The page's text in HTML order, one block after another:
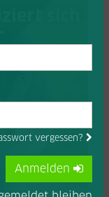
sich
vergessen?
Anmelden